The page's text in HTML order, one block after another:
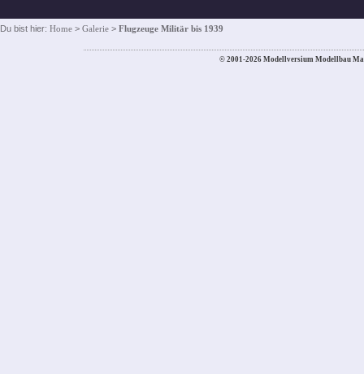
Du bist hier: Home > Galerie > Flugzeuge Militär bis 1939
© 2001-2026 Modellversium Modellbau